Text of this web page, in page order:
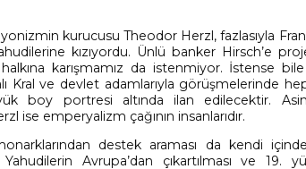
kurucusu Theodor Herzl, fazlasıyla
kızıyordu. Ünlü banker Hirsch’e
karışmamız da istenmiyor. İstense
Kral ve devlet adamlarıyla görüşmelerinde
boy portresi altında ilan edilecektir.
ise emperyalizm çağının insanlarıdır.
destek araması da kendi içinde
Avrupa’dan çıkartılması ve 19.